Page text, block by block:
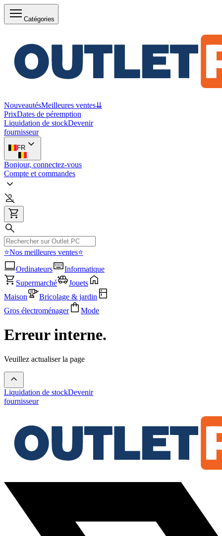
Catégories
NouveautésMeilleures ventes⇊
PrixDates de péremption
Liquidation de stockDevenir
fournisseur
FR
Bonjour, connectez-vous
Compte et commandes
⭐Nos meilleures ventes⭐
Ordinateurs
Informatique
Supermarché
Jouets
Maison
Bricolage & jardin
Gros électroménager
Mode
Erreur interne.
Veuillez actualiser la page
Liquidation de stockDevenir
fournisseur